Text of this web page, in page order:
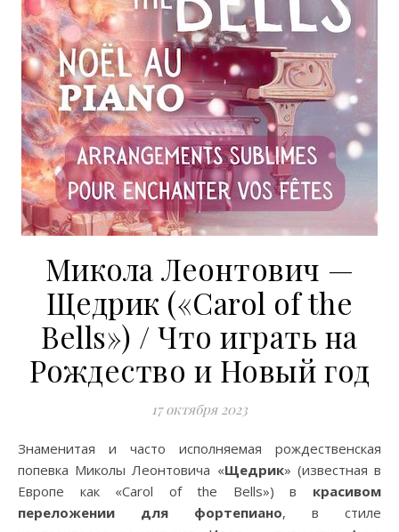
Микола Леонтович —
Щедрик («Carol of the
Bells») / Что играть на
Рождество и Новый год
17 октября 2023
Знаменитая и часто исполняемая рождественская
попевка Миколы Леонтовича «Щедрик» (известная в
Европе как «Carol of the Bells») в красивом
переложении для фортепиано, в стиле